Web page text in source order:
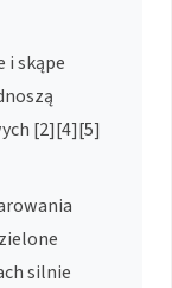
i skąpe
[2][4][5]
silnie